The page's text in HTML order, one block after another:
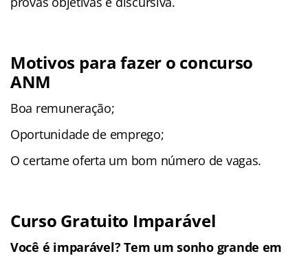
Motivos para fazer o concurso
ANM
Boa remuneração;
Oportunidade de emprego;
O certame oferta um bom número de vagas.
Curso Gratuito Imparável
Você é imparável? Tem um sonho grande em